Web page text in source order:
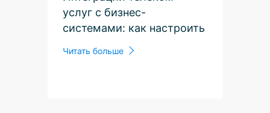
услуг с бизнес-
системами: как настроить
ВАТС и CRM вместе
Читать больше